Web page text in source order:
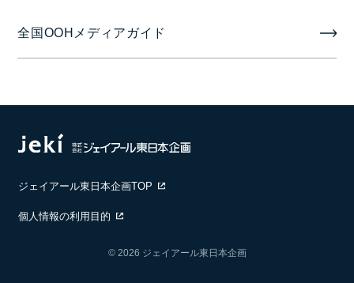
全国OOHメディアガイド
ジェイアール東日本企画TOP
個人情報の利用目的
© 2026 ジェイアール東日本企画